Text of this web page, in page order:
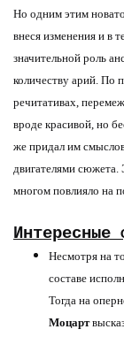
Но одним этим
внеся изменения и в
значительной роль
количеству арий. По
речитативах,
вроде красивой, но
же придал им
двигателями сюжета.
многом повлияло на
Интересные
Несмотря на
составе
Тогда на
Моцарт